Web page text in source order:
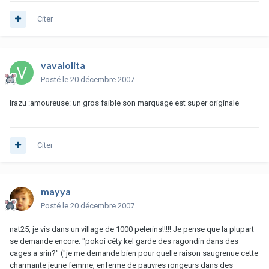
Citer
vavalolita
Posté le 20 décembre 2007
Irazu :amoureuse: un gros faible son marquage est super originale
Citer
mayya
Posté le 20 décembre 2007
nat25, je vis dans un village de 1000 pelerins!!!!! Je pense que la plupart
se demande encore: "pokoi céty kel garde des ragondin dans des
cages a srin?" ("je me demande bien pour quelle raison saugrenue cette
charmante jeune femme, enferme de pauvres rongeurs dans des